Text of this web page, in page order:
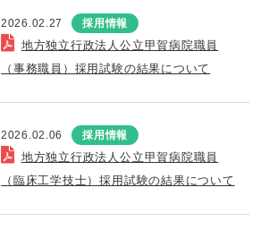
2026.02.27 採用情報
地方独立行政法人公立甲賀病院職員
（事務職員）採用試験の結果について
2026.02.06 採用情報
地方独立行政法人公立甲賀病院職員
（臨床工学技士）採用試験の結果について